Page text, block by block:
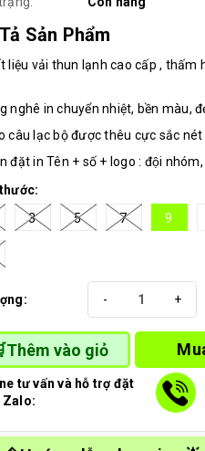
Sản Phẩm
liệu vải thun lạnh cao cấp , thấm
nghê in chuyển nhiệt, bền màu,
câu lạc bộ được thêu cực sắc nét
đặt in Tên + số + logo : đội
3 5 7 9
+
-
vào giỏ
tư vấn và hỗ trợ đặt
Zalo: